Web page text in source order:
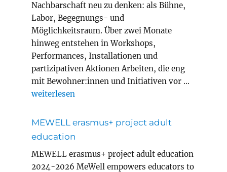
Nachbarschaft neu zu denken: als Bühne,
Labor, Begegnungs- und
Möglichkeitsraum. Über zwei Monate
hinweg entstehen in Workshops,
Performances, Installationen und
partizipativen Aktionen Arbeiten, die eng
mit Bewohner:innen und Initiativen vor …
„Magic Carpets Year 8 in Innsbruck“
weiterlesen
MEWELL erasmus+ project adult
education
MEWELL erasmus+ project adult education
2024-2026 MeWell empowers educators to